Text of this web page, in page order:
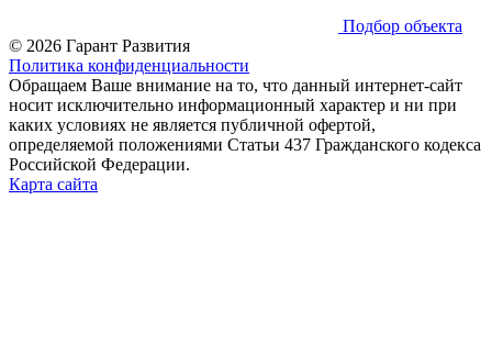
Подбор объекта
© 2026 Гарант Развития
Политика конфиденциальности
Обращаем Ваше внимание на то, что данный интернет-сайт
носит исключительно информационный характер и ни при
каких условиях не является публичной офертой,
определяемой положениями Статьи 437 Гражданского кодекса
Российской Федерации.
Карта сайта